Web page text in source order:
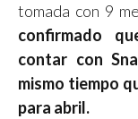
tomada con 9
confirmado
contar con
mismo tiempo
para abril.